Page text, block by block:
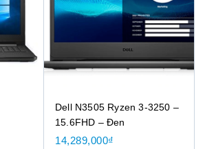
Dell N3505 Ryzen 3-3250 –
15.6FHD – Đen
14,289,000₫